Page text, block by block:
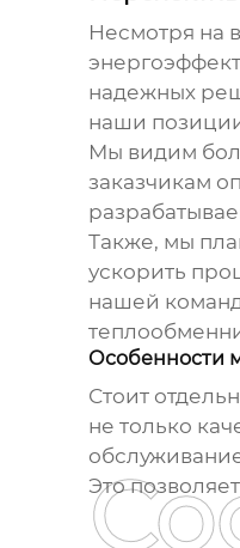
Несмотря на
надежных
наши
Мы видим
заказчикам
Также, мы
ускорить
нашей
Особенности
Стоит
не только
Это